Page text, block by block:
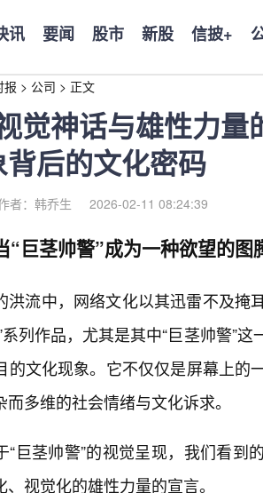
讯 要闻 股市 新股 信披+
报 > 公司 > 正文
觉神话与雄性力量
后的文化密码
者：韩乔生 2026-02-11 08:24:39
“巨茎帅警”成为一种欲望的图
洪流中，网络文化以其迅雷不及掩
系列作品，尤其是其中“巨茎帅警”
的文化现象。它不仅仅是屏幕上的
多维的社会情绪与文化诉求。
“巨茎帅警”的视觉呈现，我们看到
视觉化的雄性力量的宣言。